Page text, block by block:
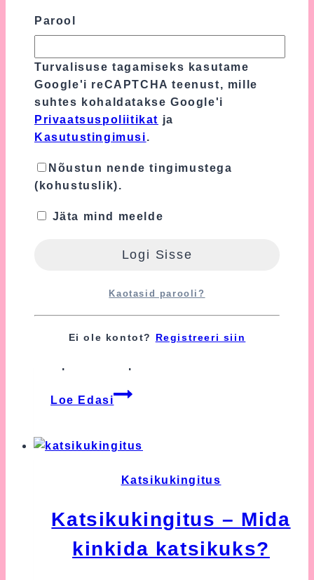
Loe Edasi
–
Lapseootel
töökaaslane
Katsikukingitus
sünni puhul?
Mõni hetk on elus ilusam kui teine,
Jaan Tättel on õigus, sest täpselt nii
nendest hetkedest, mis on väga-väga
vastuse küsimusele, mida kinkida
Loe Edasi
Mida
sünni
Katsikukingitus
Katsikukingitus – Mida
kinkida katsikuks?
Parool
Turvalisuse tagamiseks kasutame
Google'i reCAPTCHA teenust, mille
suhtes kohaldatakse Google'i
Privaatsuspoliitikat ja
Kasutustingimusi.
Nõustun nende tingimustega
(kohustuslik).
Jäta mind meelde
Kaotasid parooli?
Ei ole kontot? Registreeri siin